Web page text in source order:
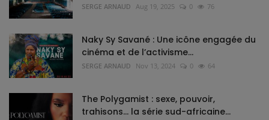
SERGE ARNAUD Aug 19, 2025 0 76
Naky Sy Savané : Une icône engagée du
cinéma et de l’activisme...
SERGE ARNAUD Nov 13, 2024 0 64
The Polygamist : sexe, pouvoir,
trahisons… la série sud-africaine...